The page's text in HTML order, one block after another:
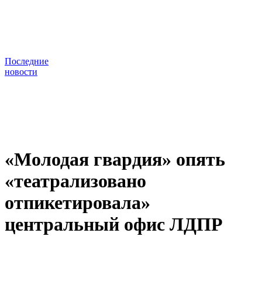
Последние
новости
«Молодая гвардия» опять
«театрализовано
отпикетировала»
центральный офис ЛДПР